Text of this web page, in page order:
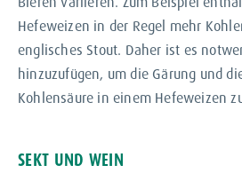
Hefeweizen in der Regel mehr
englisches Stout. Daher ist es
hinzuzufügen, um die Gärung und
Kohlensäure in einem Hefeweizen
SEKT UND WEIN